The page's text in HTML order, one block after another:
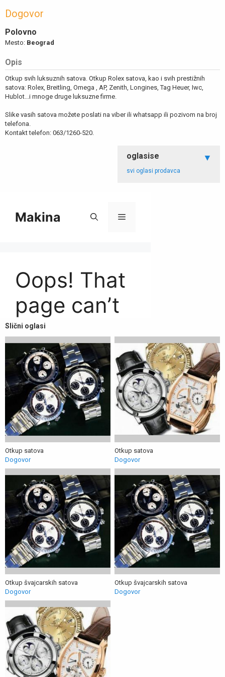
Dogovor
Polovno
Mesto: Beograd
Opis
Otkup svih luksuznih satova. Otkup Rolex satova, kao i svih prestižnih
satova: Rolex, Breitling, Omega , AP, Zenith, Longines, Tag Heuer, Iwc,
Hublot...i mnoge druge luksuzne firme.
Slike vasih satova možete poslati na viber ili whatsapp ili pozivom na broj
telefona.
Kontakt telefon: 063/1260-520.
oglasise
svi oglasi prodavca
Slični oglasi
Otkup satova
Dogovor
Otkup satova
Dogovor
Otkup švajcarskih satova
Dogovor
Otkup švajcarskih satova
Dogovor